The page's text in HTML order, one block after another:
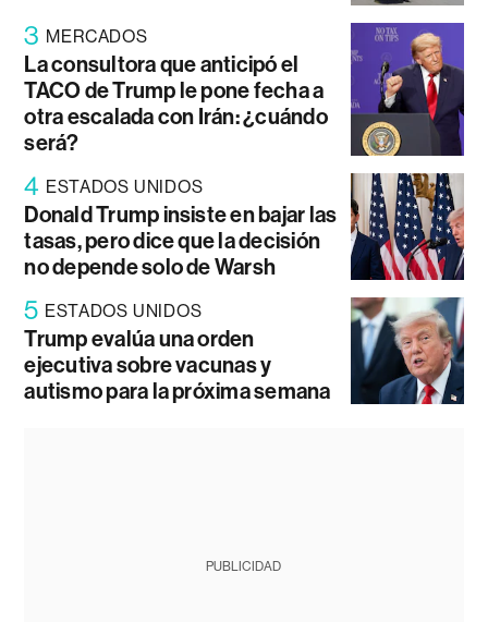
3 MERCADOS
La consultora que anticipó el
TACO de Trump le pone fecha a
otra escalada con Irán: ¿cuándo
será?
4 ESTADOS UNIDOS
Donald Trump insiste en bajar las
tasas, pero dice que la decisión
no depende solo de Warsh
5 ESTADOS UNIDOS
Trump evalúa una orden
ejecutiva sobre vacunas y
autismo para la próxima semana
PUBLICIDAD